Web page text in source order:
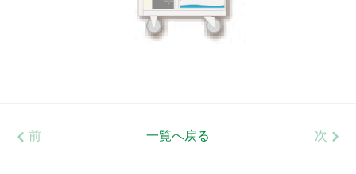
前 一覧へ戻る 次